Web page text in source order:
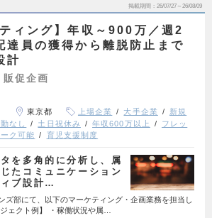
掲載期間 26/07/27～26/08/09
ィング】年収～900万／週2
達員の獲得から離脱防止まで
計
促企画
東京都 上場企業 大手企業
新規
なし 土日祝休み 年収600万以上
フレッ
ク可能 育児支援制度
を多角的に分析し、属
たコミュニケーション
ブ設計…
ズ部にて、以下のマーケティング・企画業務を担当し
ェクト例】 ・稼働状況や属…